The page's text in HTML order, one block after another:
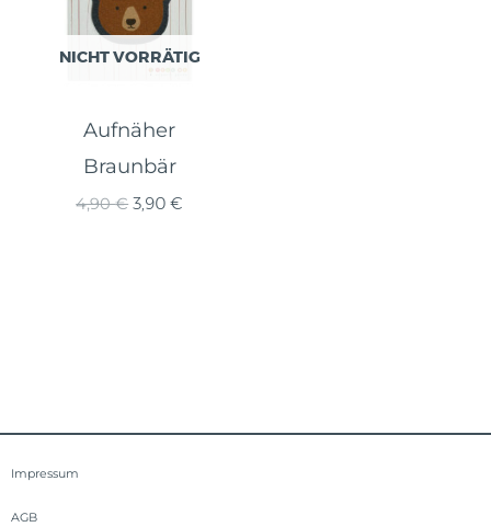
NICHT VORRÄTIG
Aufnäher
Braunbär
4,90€ Ursprünglicher
3,90€
Impressum
AGB